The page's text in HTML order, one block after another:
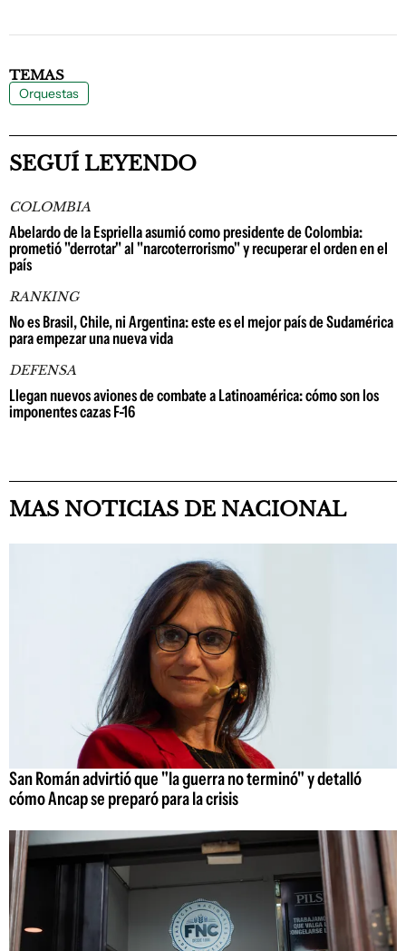
TEMAS
Orquestas
SEGUÍ LEYENDO
COLOMBIA
Abelardo de la Espriella asumió como presidente de Colombia:
prometió "derrotar" al "narcoterrorismo" y recuperar el orden en el
país
RANKING
No es Brasil, Chile, ni Argentina: este es el mejor país de Sudamérica
para empezar una nueva vida
DEFENSA
Llegan nuevos aviones de combate a Latinoamérica: cómo son los
imponentes cazas F-16
MAS NOTICIAS DE NACIONAL
San Román advirtió que "la guerra no terminó" y detalló
cómo Ancap se preparó para la crisis